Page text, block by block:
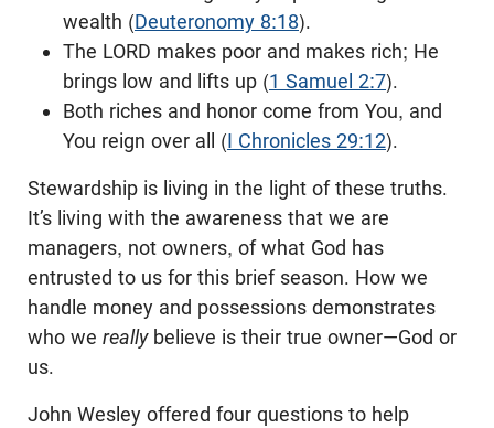
wealth (Deuteronomy 8:18).
The LORD makes poor and makes rich; He
brings low and lifts up (1 Samuel 2:7).
Both riches and honor come from You, and
You reign over all (I Chronicles 29:12).
Stewardship is living in the light of these truths.
It’s living with the awareness that we are
managers, not owners, of what God has
entrusted to us for this brief season. How we
handle money and possessions demonstrates
who we reallybelieve is their true owner—God or
us.
John Wesley offered four questions to help